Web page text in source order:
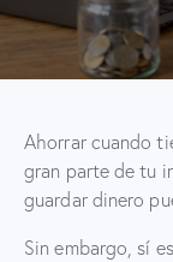
Ahorrar cuando
gran parte de tu
guardar dinero
Sin embargo, sí